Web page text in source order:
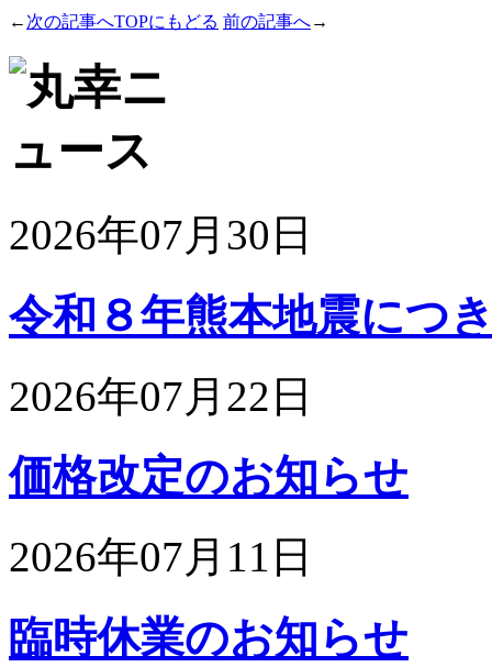
← 次の記事へTOPにもどる 前の記事へ→
2026年07月30日
令和８年熊本地震につ
2026年07月22日
価格改定のお知らせ
2026年07月11日
臨時休業のお知らせ